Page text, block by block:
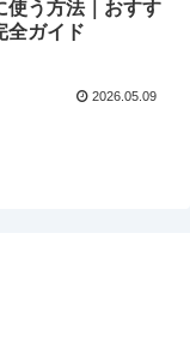
使う方法｜おすす
全ガイド
2026.05.09